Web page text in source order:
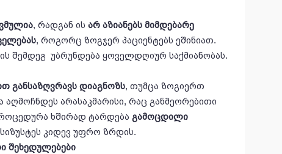
, რადგან ის არ აზიანებს მიმდებარე
, როგორც ზოგჯერ პაციენტებს ეშინიათ.
შემდეგ უბრუნდება ყოველდღიურ საქმიანობას.
განსაზღვრავს დიაგნოზს, თუმცა ზოგიერთ
აღმოჩნდეს არასაკმარისი, რაც განმეორებითი
ხშირად ტარდება გამოცდილი
კიდევ უფრო ზრდის.
შეხედულებები